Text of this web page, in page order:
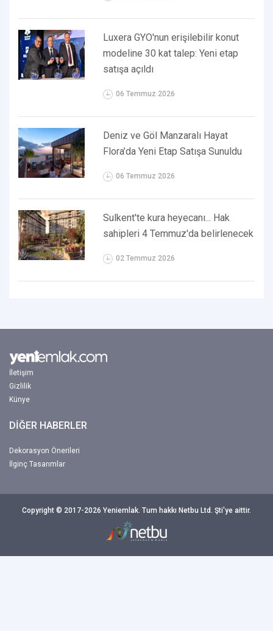
Luxera GYO'nun erişilebilir konut
modeline 30 kat talep: Yeni etap
satışa açıldı
06 Temmuz 2026
Deniz ve Göl Manzaralı Hayat
Flora’da Yeni Etap Satışa Sunuldu
06 Temmuz 2026
Sulkent'te kura heyecanı... Hak
sahipleri 4 Temmuz'da belirlenecek
02 Temmuz 2026
İletişim
Gizlilik
Künye
DİĞER HABERLER
Dekorasyon Önerileri
İlginç Tasarımlar
Copyright © 2017-2026 Yeniemlak. Tum hakkı Netbu Ltd. Şti'ye aittir.